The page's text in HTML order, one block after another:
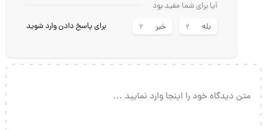
آیا برای شما مفید بود
بله
2 خیر 2 برای پاسخ دادن وارد شوید